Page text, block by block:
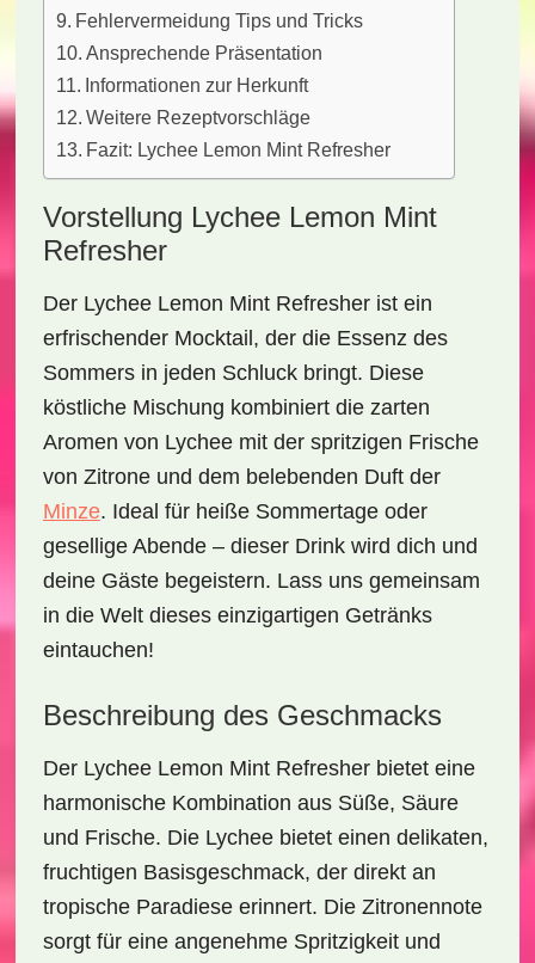
Fehlervermeidung Tips und Tricks
Ansprechende Präsentation
Informationen zur Herkunft
Weitere Rezeptvorschläge
Fazit: Lychee Lemon Mint Refresher
Vorstellung Lychee Lemon Mint
Refresher
Der Lychee Lemon Mint Refresherist ein
erfrischender Mocktail, der die Essenz des
Sommers in jeden Schluck bringt. Diese
köstliche Mischung kombiniert die zarten
Aromen von Lychee mit der spritzigen Frische
von Zitrone und dem belebenden Duft der
Minze. Ideal für heiße Sommertage oder
gesellige Abende – dieser Drink wird dich und
deine Gäste begeistern. Lass uns gemeinsam
in die Welt dieses einzigartigen Getränks
eintauchen!
Beschreibung des Geschmacks
Der Lychee Lemon Mint Refresherbietet eine
harmonische Kombination aus Süße, Säure
und Frische. Die Lychee bietet einen delikaten,
fruchtigen Basisgeschmack, der direkt an
tropische Paradiese erinnert. Die Zitronennote
sorgt für eine angenehme Spritzigkeit und